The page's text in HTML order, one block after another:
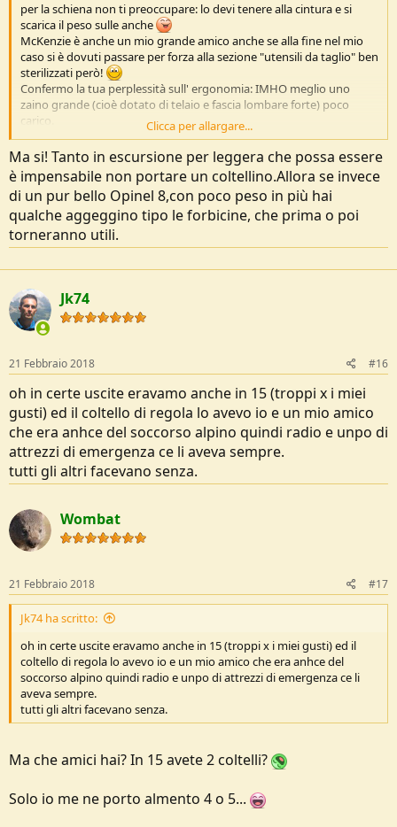
per la schiena non ti preoccupare: lo devi tenere alla cintura e si
scarica il peso sulle anche
McKenzie è anche un mio grande amico anche se alla fine nel mio
caso si è dovuti passare per forza alla sezione "utensili da taglio" ben
sterilizzati però!
Confermo la tua perplessità sull' ergonomia: IMHO meglio uno
zaino grande (cioè dotato di telaio e fascia lombare forte) poco
carico.
Per il resto, ripeto: prova, non era provocazione la mia. Dipende da
come si è fatti. Io non ci voglio rinunciare e non lo faccio MAI, in un
modo o nell' altro c'è sempre con me un multitool. Ma vista la tua
esperinza dovresti provare...
Oh io mi portavo un multiuso anche in tutti i giri che facevo col CAI
dove al max lo usavo x dividere un panino o tagliare un salame, son
fatto così!
Clicca per allargare...
Ma si! Tanto in escursione per leggera che possa essere
è impensabile non portare un coltellino.Allora se invece
di un pur bello Opinel 8,con poco peso in più hai
qualche aggeggino tipo le forbicine, che prima o poi
torneranno utili.
Jk74
21 Febbraio 2018 #16
oh in certe uscite eravamo anche in 15 (troppi x i miei
gusti) ed il coltello di regola lo avevo io e un mio amico
che era anhce del soccorso alpino quindi radio e unpo di
attrezzi di emergenza ce li aveva sempre.
tutti gli altri facevano senza.
Wombat
21 Febbraio 2018 #17
Jk74 ha scritto:
oh in certe uscite eravamo anche in 15 (troppi x i miei gusti) ed il
coltello di regola lo avevo io e un mio amico che era anhce del
soccorso alpino quindi radio e unpo di attrezzi di emergenza ce li
aveva sempre.
tutti gli altri facevano senza.
Ma che amici hai? In 15 avete 2 coltelli?
Solo io me ne porto almento 4 o 5...